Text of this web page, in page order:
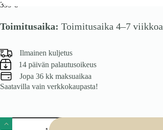
399 €
Toimitusaika: Toimitusaika 4–7 viikkoa
Ilmainen kuljetus
14 päivän palautusoikeus
Jopa 36 kk maksuaikaa
Saatavilla vain verkkokaupasta!
SOLANO